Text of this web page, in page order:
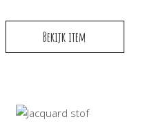
Bekijk item